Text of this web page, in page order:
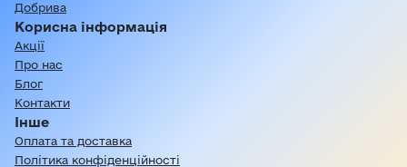
Добрива
Корисна інформація
Акції
Про нас
Блог
Контакти
Інше
Оплата та доставка
Політика конфіденційності